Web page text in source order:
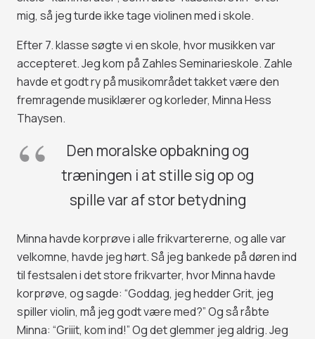
mig, så jeg turde ikke tage violinen med i skole.
Efter 7. klasse søgte vi en skole, hvor musikken var
accepteret. Jeg kom på Zahles Seminarieskole. Zahle
havde et godt ry på musikområdet takket være den
fremragende musiklærer og korleder, Minna Hess
Thaysen.
Den moralske opbakning og
træningen i at stille sig op og
spille var af stor betydning
Minna havde korprøve i alle frikvartererne, og alle var
velkomne, havde jeg hørt. Så jeg bankede på døren ind
til festsalen i det store frikvarter, hvor Minna havde
korprøve, og sagde: “Goddag, jeg hedder Grit, jeg
spiller violin, må jeg godt være med?” Og så råbte
Minna: “Griiit, kom ind!” Og det glemmer jeg aldrig. Jeg